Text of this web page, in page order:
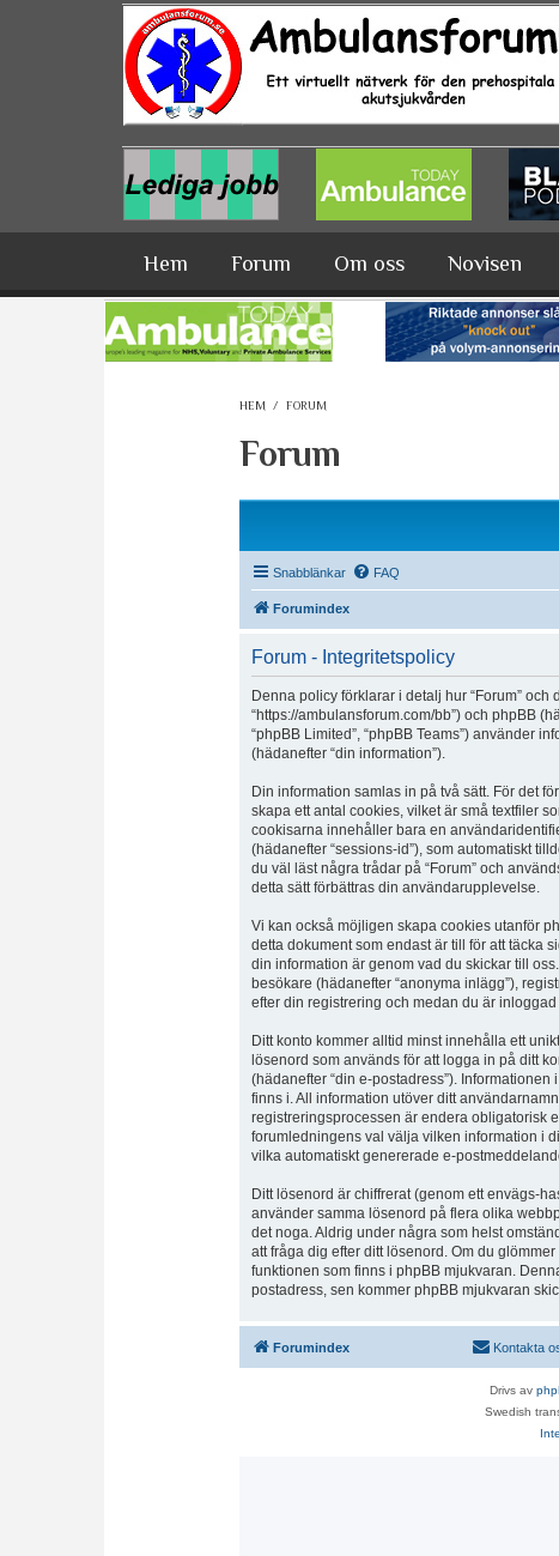
Hoppa till huvudinnehåll
Hem Forum Om oss Novisen
HEM / FORUM
Forum